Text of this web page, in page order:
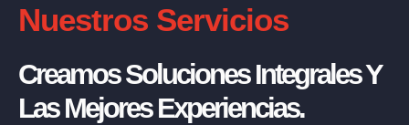
Nuestros Servicios
Creamos Soluciones Integrales Y
Las Mejores Experiencias.